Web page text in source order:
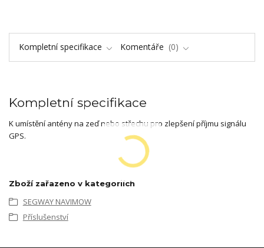
Kompletní specifikace Komentáře 0
Kompletní specifikace
K umístění antény na zeď nebo střechu pro zlepšení příjmu signálu
GPS.
Zboží zařazeno v kategoriích
SEGWAY NAVIMOW
Příslušenství